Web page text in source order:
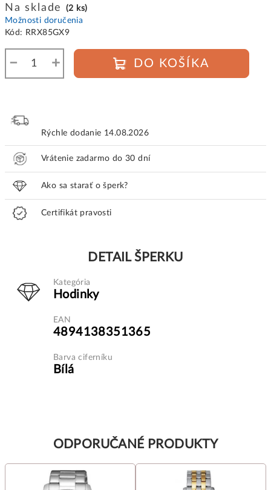
Jednotková
cena:
Na sklade
(2 ks)
Možnosti doručenia
Kód: RRX85GX9
+
− DO KOŠÍKA
Rýchle dodanie 14.08.2026
Vrátenie zadarmo do 30 dní
Ako sa starať o šperk?
Certifikát pravosti
DETAIL ŠPERKU
Kategória
Hodinky
EAN
4894138351365
Barva ciferníku
Bílá
ODPORUČANÉ PRODUKTY